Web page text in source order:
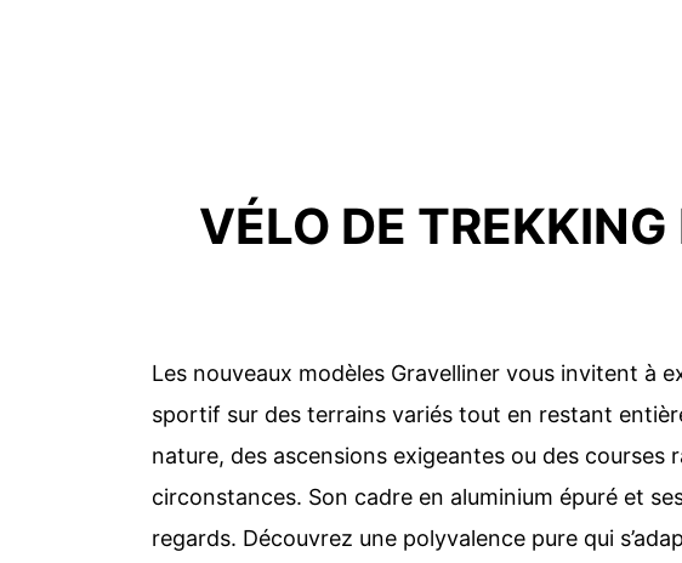
VÉLO DE
Les nouveaux modèles Gravelliner vous invitent à
sportif sur des terrains variés tout en restant
nature, des ascensions exigeantes ou des
circonstances. Son cadre en aluminium épuré et
regards. Découvrez une polyvalence pure qui